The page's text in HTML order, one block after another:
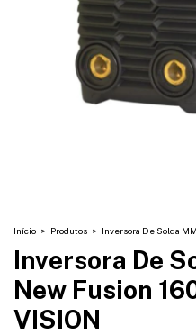
Início > Produtos > Inversora De Solda
Inversora De
New Fusion
VISION